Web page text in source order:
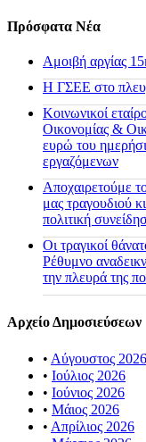
Πρόσφατα Νέα
Αμοιβή αργίας
H ΓΣΕΕ στο
Κοινωνικοί
Οικονομίας &
ευρώ του
εργαζόμενων
Αποχαιρετούμε
μας τραγουδιού
πολιτική
Οι τραγικοί
Ρέθυμνο
την πλευρά της
Αρχείο Δημοσιεύσεων
• Αύγουστος 2026
• Ιούλιος 2026
• Ιούνιος 2026
• Μάιος 2026
• Απρίλιος 2026